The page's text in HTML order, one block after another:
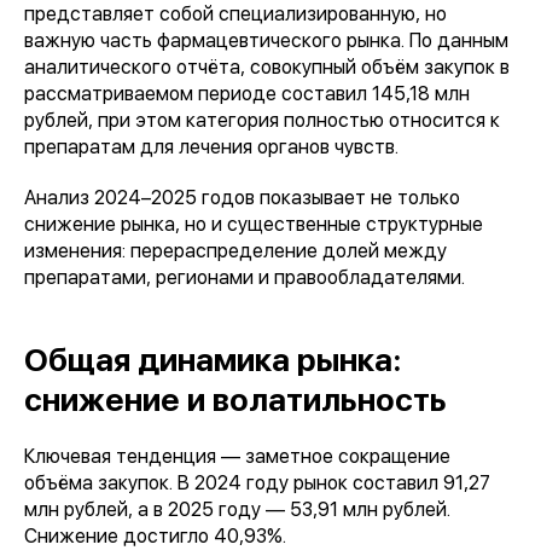
представляет собой специализированную, но
важную часть фармацевтического рынка. По данным
аналитического отчёта, совокупный объём закупок в
рассматриваемом периоде составил 145,18 млн
рублей, при этом категория полностью относится к
препаратам для лечения органов чувств.
Анализ 2024–2025 годов показывает не только
снижение рынка, но и существенные структурные
изменения: перераспределение долей между
препаратами, регионами и правообладателями.
Общая динамика рынка:
снижение и волатильность
Ключевая тенденция — заметное сокращение
объёма закупок. В 2024 году рынок составил 91,27
млн рублей, а в 2025 году — 53,91 млн рублей.
Снижение достигло 40,93%.